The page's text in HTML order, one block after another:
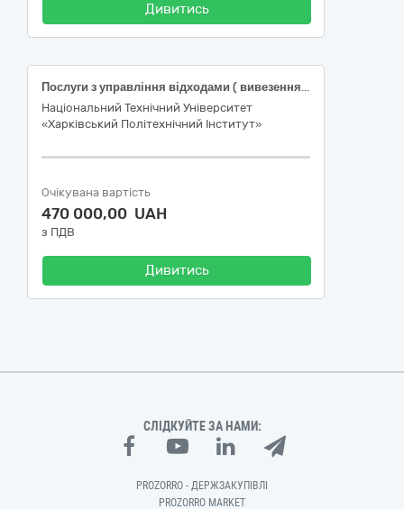
Дивитись
Послуги з управління відходами ( вивезення та видалення ( захоронення) твердих побутових відходів)
Національний Технічний Університет
«Харківський Політехнічний Інститут»
Очікувана вартість
470 000,00 UAH
з ПДВ
Дивитись
СЛІДКУЙТЕ ЗА НАМИ:
PROZORRO - ДЕРЖЗАКУПІВЛІ
PROZORRO MARKET